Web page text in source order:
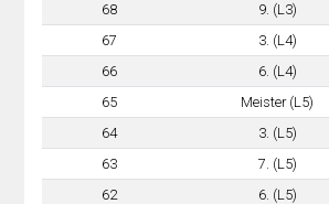
68
9. (L3)
67
3. (L4)
66
6. (L4)
65
Meister (L5)
64
3. (L5)
63
7. (L5)
62
6. (L5)